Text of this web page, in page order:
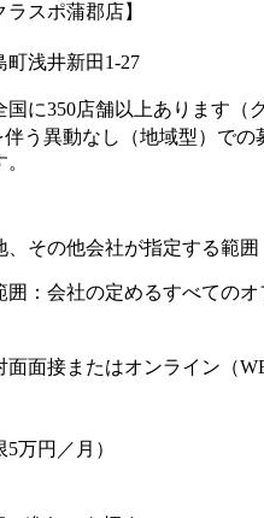
ラスポ蒲郡店】
町浅井新田1-27
に350店舗以上あります（
う異動なし（地域型）で
、その他会社が指定する範囲
囲：会社の定めるすべてのオ
面接またはオンライン（
万円／月）